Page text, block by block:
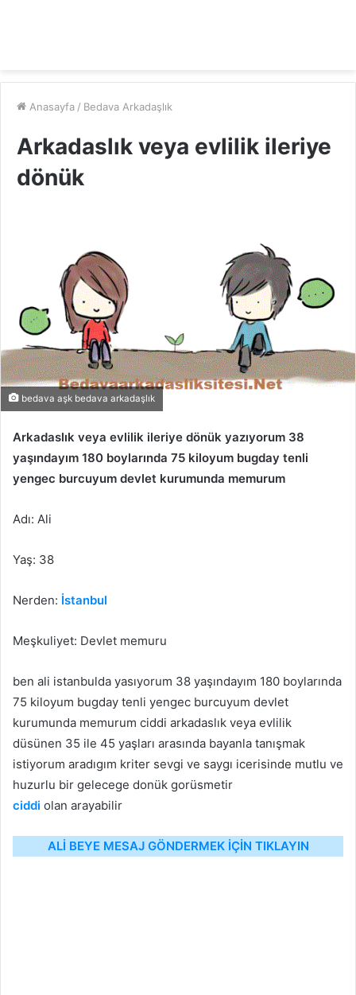
Anasayfa / Bedava Arkadaşlık
Arkadaslık veya evlilik ileriye
dönük
bedava aşk bedava arkadaşlık
Arkadaslık veya evlilik ileriye dönük yazıyorum 38
yaşındayım 180 boylarında 75 kiloyum bugday tenli
yengec burcuyum devlet kurumunda memurum
Adı: Ali
Yaş: 38
Nerden: İstanbul
Meşkuliyet: Devlet memuru
ben ali istanbulda yasıyorum 38 yaşındayım 180 boylarında
75 kiloyum bugday tenli yengec burcuyum devlet
kurumunda memurum ciddi arkadaslık veya evlilik
düsünen 35 ile 45 yaşları arasında bayanla tanışmak
istiyorum aradıgım kriter sevgi ve saygı icerisinde mutlu ve
huzurlu bir gelecege donük gorüsmetir
ciddi olan arayabilir
ALİ BEYE MESAJ GÖNDERMEK İÇİN TIKLAYIN